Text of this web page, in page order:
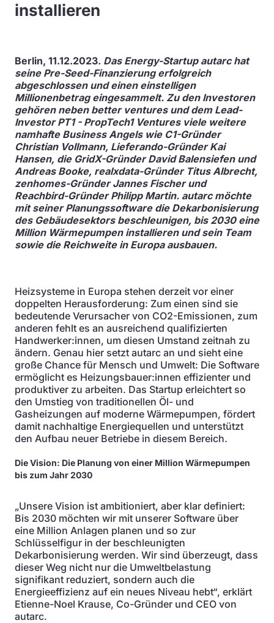
installieren
Berlin, 11.12.2023. Das Energy-Startup autarc hat
seine Pre-Seed-Finanzierung erfolgreich
abgeschlossen und einen einstelligen
Millionenbetrag eingesammelt. Zu den Investoren
gehören neben better ventures und dem Lead-
Investor PT1 - PropTech1 Ventures viele weitere
namhafte Business Angels wie C1-Gründer
Christian Vollmann, Lieferando-Gründer Kai
Hansen, die GridX-Gründer David Balensiefen und
Andreas Booke, realxdata-Gründer Titus Albrecht,
zenhomes-Gründer Jannes Fischer und
Reachbird-Gründer Philipp Martin. autarc möchte
mit seiner Planungssoftware die Dekarbonisierung
des Gebäudesektors beschleunigen, bis 2030 eine
Million Wärmepumpen installieren und sein Team
sowie die Reichweite in Europa ausbauen.
Heizsysteme in Europa stehen derzeit vor einer
doppelten Herausforderung: Zum einen sind sie
bedeutende Verursacher von CO2-Emissionen, zum
anderen fehlt es an ausreichend qualifizierten
Handwerker:innen, um diesen Umstand zeitnah zu
ändern. Genau hier setzt autarc an und sieht eine
große Chance für Mensch und Umwelt: Die Software
ermöglicht es Heizungsbauer:innen effizienter und
produktiver zu arbeiten. Das Startup erleichtert so
den Umstieg von traditionellen Öl- und
Gasheizungen auf moderne Wärmepumpen, fördert
damit nachhaltige Energiequellen und unterstützt
den Aufbau neuer Betriebe in diesem Bereich.
Die Vision: Die Planung von einer Million Wärmepumpen
bis zum Jahr 2030
„Unsere Vision ist ambitioniert, aber klar definiert:
Bis 2030 möchten wir mit unserer Software über
eine Million Anlagen planen und so zur
Schlüsselfigur in der beschleunigten
Dekarbonisierung werden. Wir sind überzeugt, dass
dieser Weg nicht nur die Umweltbelastung
signifikant reduziert, sondern auch die
Energieeffizienz auf ein neues Niveau hebt“, erklärt
Etienne-Noel Krause, Co-Gründer und CEO von
autarc.